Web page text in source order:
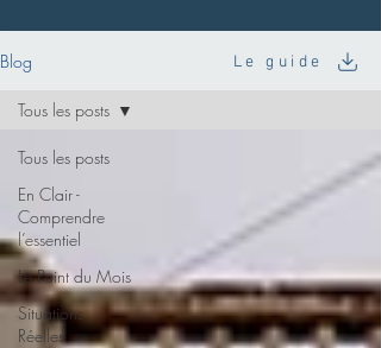
Blog
Tous les posts
En Clair -
Comprendre
l’essentiel
Le Point du Mois
Situations
Réelles
Tous les posts
Le guide